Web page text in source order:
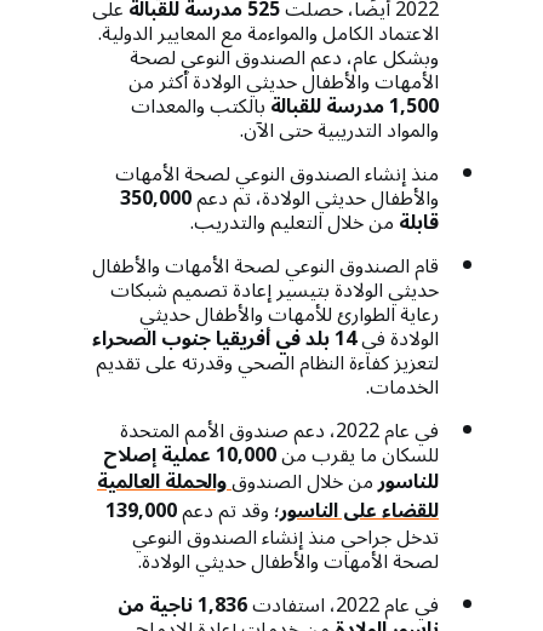
2022 أيضًا، حصلت 525 مدرسة للقبالة على
الاعتماد الكامل والمواءمة مع المعايير الدولية.
وبشكل عام، دعم الصندوق النوعي لصحة
الأمهات والأطفال حديثي الولادة أكثر من
1,500 مدرسة للقبالة بالكتب والمعدات
والمواد التدريبية حتى الآن.
منذ إنشاء الصندوق النوعي لصحة الأمهات
والأطفال حديثي الولادة، تم دعم350,000
قابلةمن خلال التعليم والتدريب.
قام الصندوق النوعي لصحة الأمهات والأطفال
حديثي الولادة بتيسير إعادة تصميم شبكات
رعاية الطوارئ للأمهات والأطفال حديثي
الولادة في14 بلد في أفريقيا جنوب الصحراء
لتعزيز كفاءة النظام الصحي وقدرته على تقديم
الخدمات.
في عام 2022، دعم صندوق الأمم المتحدة
للسكان ما يقرب من 10,000 عملية إصلاح
للناسورمن خلال الصندوقوالحملة العالمية
للقضاء على الناسور؛ وقد تم دعم139,000
تدخل جراحي منذ إنشاء الصندوق النوعي
لصحة الأمهات والأطفال حديثي الولادة.
في عام 2022، استفادت
1,836 ناجية من